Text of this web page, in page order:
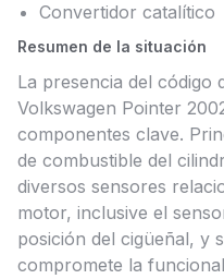
Convertidor catalítico
Resumen de la situación
La presencia del código
Volkswagen Pointer
componentes clave.
de combustible del
diversos sensores
motor, inclusive el
posición del cigüeñal, y
compromete la